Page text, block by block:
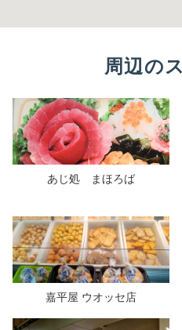
周辺の
あじ処 まほろば
嘉平屋 ウオッセ店